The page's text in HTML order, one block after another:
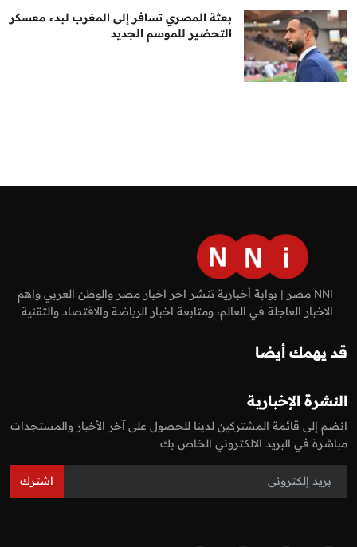
بعثة المصري تسافر إلى المغرب لبدء معسكر
التحضير للموسم الجديد
NNI مصر | بوابة أخبارية تنشر اخر اخبار مصر والوطن العربي واهم
الاخبار العاجلة في العالم، ومتابعة اخبار الرياضة والاقتصاد والتقنية.
قد يهمك أيضا
النشرة الإخبارية
انضم إلى قائمة المشتركين لدينا للحصول على آخر الأخبار والمستجدات
مباشرة في البريد الالكتروني الخاص بك
اشترك